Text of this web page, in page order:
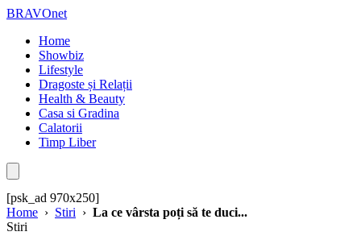
BRAVOnet
Home
Showbiz
Lifestyle
Dragoste și Relații
Health & Beauty
Casa si Gradina
Calatorii
Timp Liber
[psk_ad 970x250]
Home › Stiri › La ce vârsta poți să te duci...
Stiri